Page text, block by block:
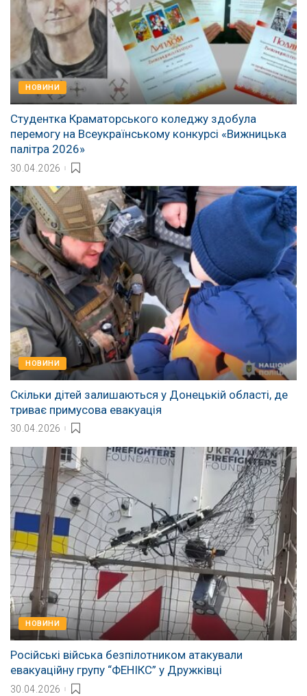
НОВИНИ
Студентка Краматорського коледжу здобула
перемогу на Всеукраїнському конкурсі «Вижницька
палітра 2026»
30.04.2026
НОВИНИ
Скільки дітей залишаються у Донецькій області, де
триває примусова евакуація
30.04.2026
НОВИНИ
Російські війська безпілотником атакували
евакуаційну групу “ФЕНІКС” у Дружківці
30.04.2026